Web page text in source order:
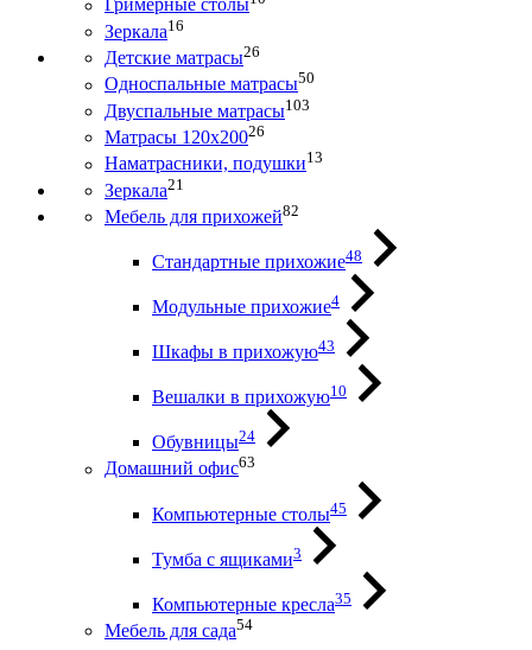
Гримерные столы
Зеркала16
Детские матрасы26
Односпальные матрасы50
Двуспальные матрасы103
Матрасы 120х20026
Наматрасники, подушки13
Зеркала21
Мебель для прихожей82
Стандартные прихожие48
Модульные прихожие4
Шкафы в прихожую43
Вешалки в прихожую10
Обувницы24
Домашний офис63
Компьютерные столы45
Тумба с ящиками3
Компьютерные кресла35
Мебель для сада54